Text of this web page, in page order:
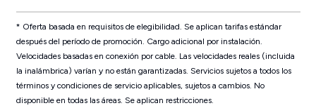
* Oferta basada en requisitos de elegibilidad. Se aplican tarifas estándar
después del período de promoción. Cargo adicional por instalación.
Velocidades basadas en conexión por cable. Las velocidades reales (incluida
la inalámbrica) varían y no están garantizadas. Servicios sujetos a todos los
términos y condiciones de servicio aplicables, sujetos a cambios. No
disponible en todas las áreas. Se aplican restricciones.